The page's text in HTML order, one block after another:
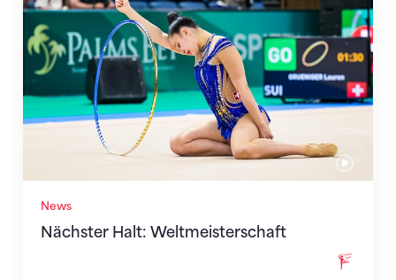
News
Nächster Halt: Weltmeisterschaft